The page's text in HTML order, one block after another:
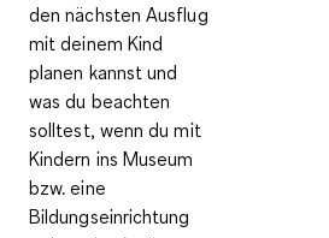
den nächsten Ausflug
mit deinem Kind
planen kannst und
was du beachten
solltest, wenn du mit
Kindern ins Museum
bzw. eine
Bildungseinrichtung